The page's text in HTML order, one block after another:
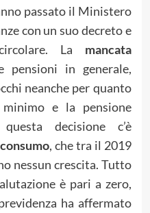
passato il Ministero
con un suo decreto e
La mancata
pensioni in generale,
neanche per quanto
e la pensione
decisione c’è
, che tra il 2019
nessun crescita. Tutto
è pari a zero,
ha affermato